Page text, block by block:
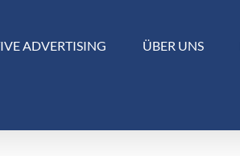
ADVERTISING ÜBER UNS